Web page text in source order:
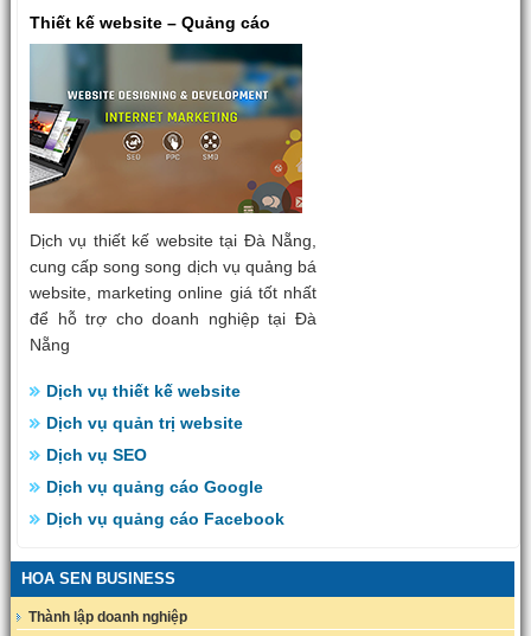
Thiết kế website – Quảng cáo
Dịch vụ thiết kế website tại Đà Nẵng,
cung cấp song song dịch vụ quảng bá
website, marketing online giá tốt nhất
để hỗ trợ cho doanh nghiệp tại Đà
Nẵng
Dịch vụ thiết kế website
Dịch vụ quản trị website
Dịch vụ SEO
Dịch vụ quảng cáo Google
Dịch vụ quảng cáo Facebook
HOA SEN BUSINESS
Thành lập doanh nghiệp